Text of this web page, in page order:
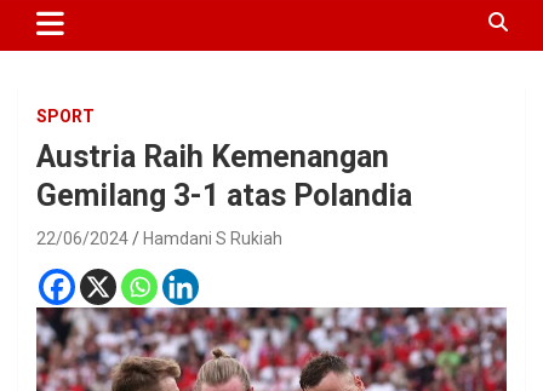
SPORT
Austria Raih Kemenangan
Gemilang 3-1 atas Polandia
22/06/2024 Hamdani S Rukiah